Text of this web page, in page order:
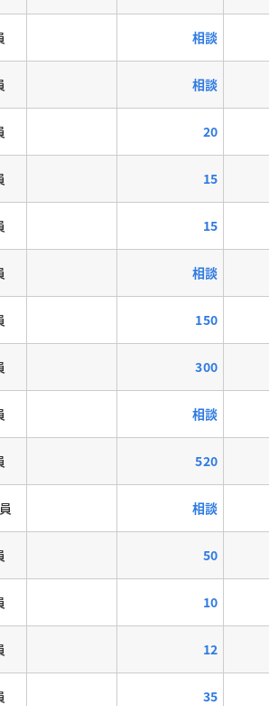
相談
相談
20
15
15
相談
150
300
相談
520
相談
50
10
12
35